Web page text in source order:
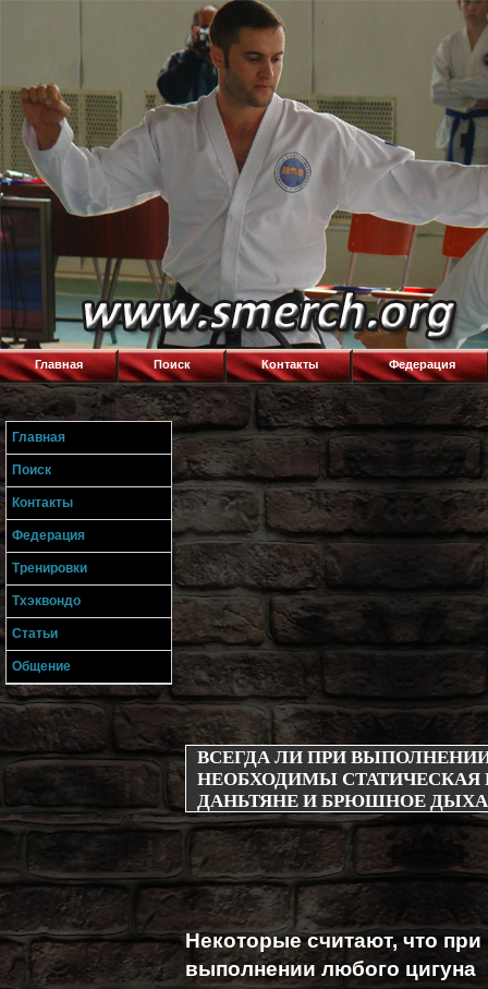
Главная Поиск Контакты Федерация
ВСЕГДА ЛИ ПРИ
НЕОБХОДИМЫ
ДАНЬТЯНЕ И БРЮШНОЕ
Некоторые считают, что при
выполнении любого цигуна
Главная
Поиск
Контакты
Федерация
Тренировки
Тхэквондо
Статьи
Общение